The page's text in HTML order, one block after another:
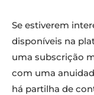
Se estiverem
disponíveis na
uma subscrição
com uma
há partilha de